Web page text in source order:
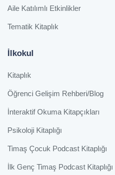
Aile Katılımlı Etkinlikler
Tematik Kitaplık
İlkokul
Kitaplık
Öğrenci Gelişim Rehberi/Blog
İnteraktif Okuma Kitapçıkları
Psikoloji Kitaplığı
Timaş Çocuk Podcast Kitaplığı
İlk Genç Timaş Podcast Kitaplığı